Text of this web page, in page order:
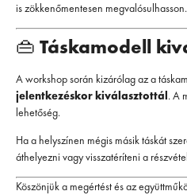
is zökkenőmentesen megvalósulhasson.
👜 Táskamodell
A workshop során kizárólag az a
jelentkezéskor kiválasztottál. A
lehetőség.
Ha a helyszínen mégis másik táskát
áthelyezni vagy visszatéríteni a
Köszönjük a megértést és az